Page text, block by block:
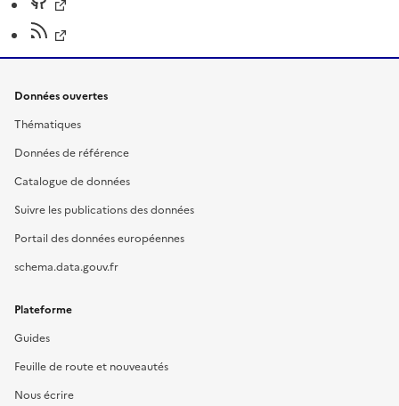
Données ouvertes
Thématiques
Données de référence
Catalogue de données
Suivre les publications des données
Portail des données européennes
schema.data.gouv.fr
Plateforme
Guides
Feuille de route et nouveautés
Nous écrire